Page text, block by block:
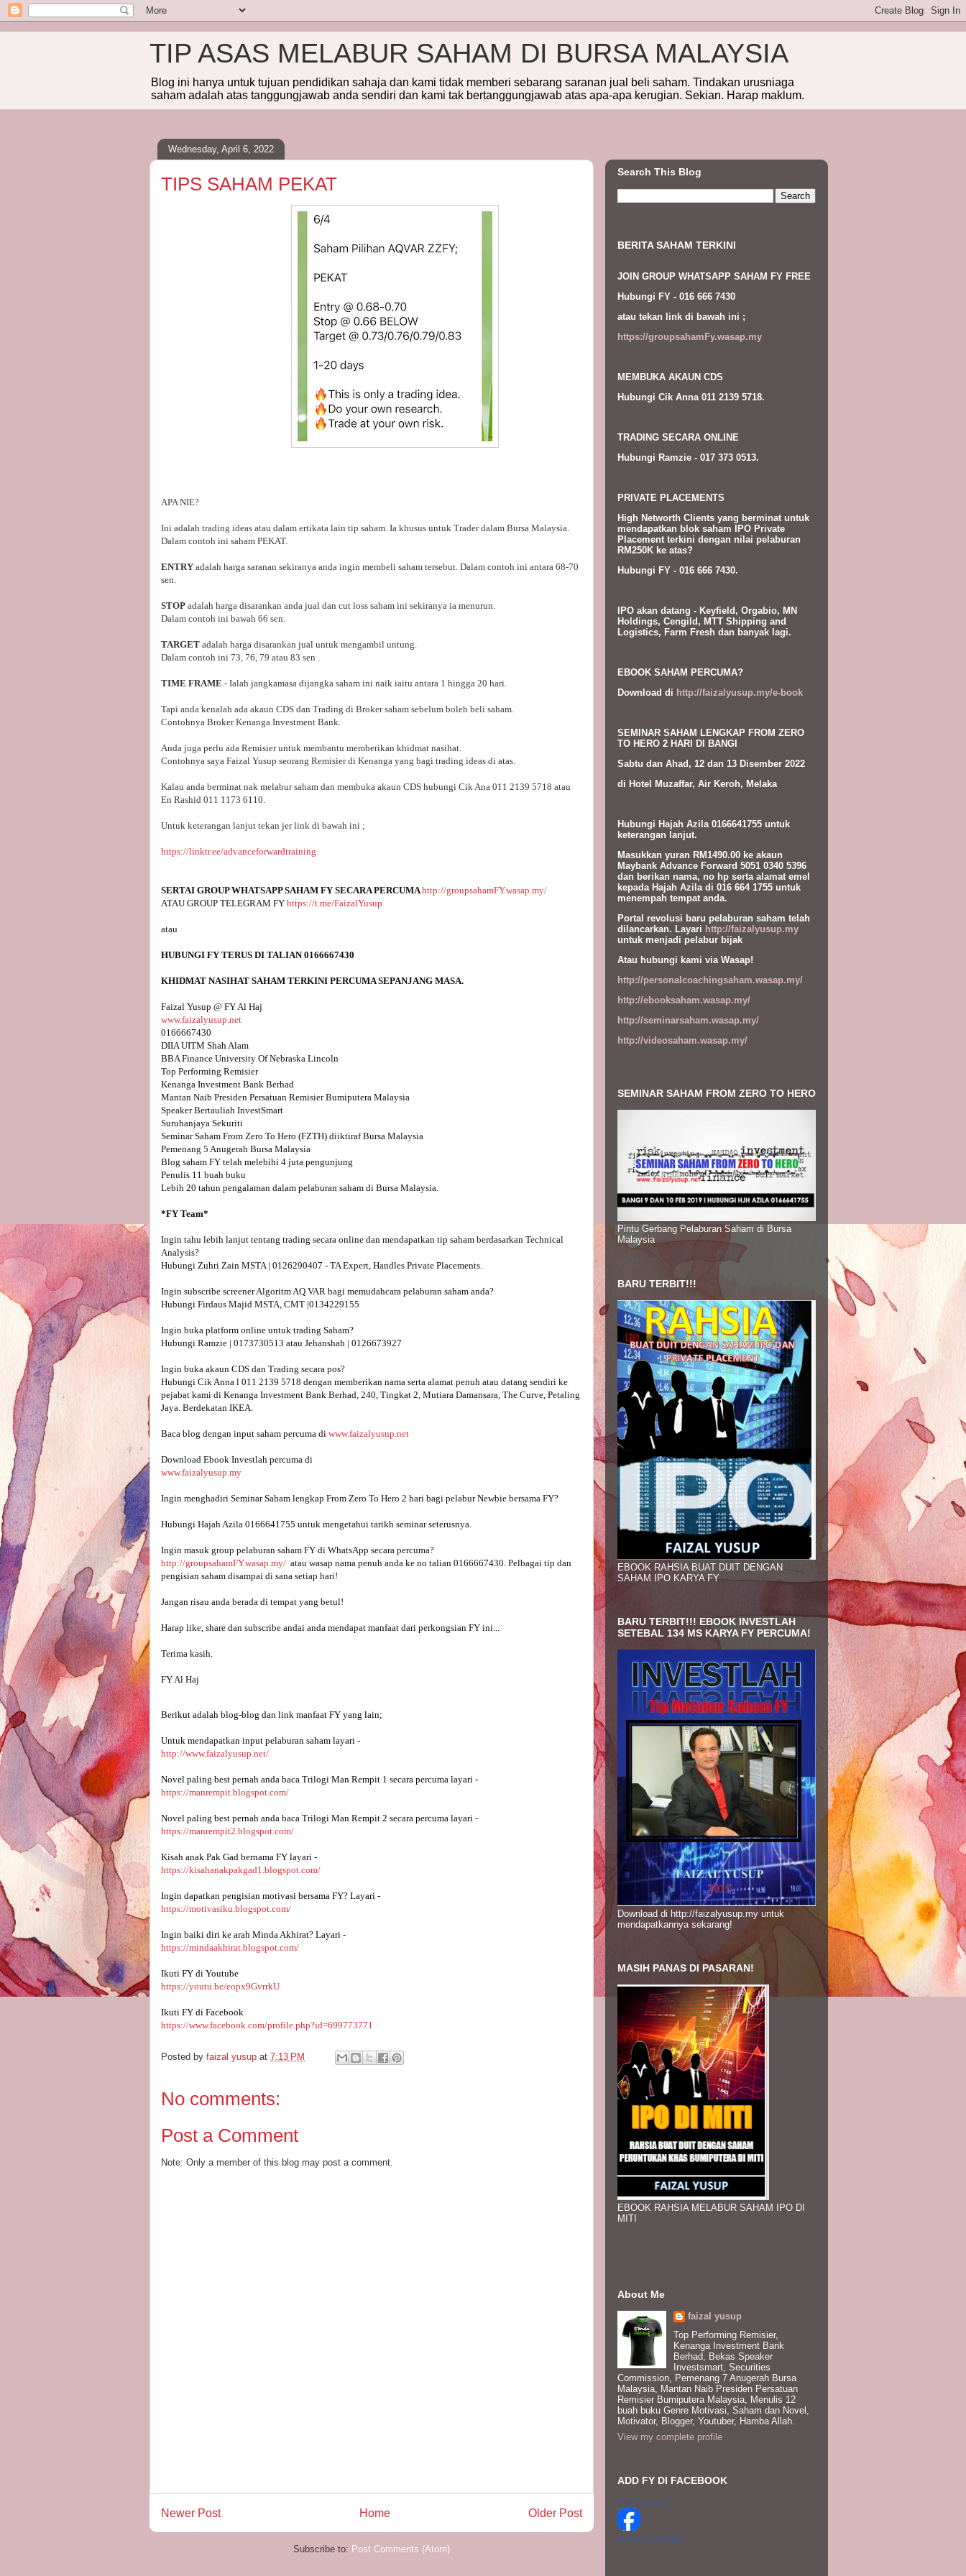
TIP ASAS MELABUR SAHAM DI BURSA MALAYSIA
Blog ini hanya untuk tujuan pendidikan sahaja dan kami tidak memberi sebarang saranan jual beli saham. Tindakan urusniaga
saham adalah atas tanggungjawab anda sendiri dan kami tak bertanggungjawab atas apa-apa kerugian. Sekian. Harap maklum.
Wednesday, April 6, 2022
TIPS SAHAM PEKAT
APA NIE?
Ini adalah trading ideas atau dalam ertikata lain tip saham. Ia khusus untuk Trader dalam Bursa Malaysia.
Dalam contoh ini saham PEKAT.
ENTRY adalah harga saranan sekiranya anda ingin membeli saham tersebut. Dalam contoh ini antara 68-70
sen.
STOP adalah harga disarankan anda jual dan cut loss saham ini sekiranya ia menurun.
Dalam contoh ini bawah 66 sen.
TARGET adalah harga disarankan jual untuk mengambil untung.
Dalam contoh ini 73, 76, 79 atau 83 sen .
TIME FRAME - Ialah jangkamasa dijangka saham ini naik iaitu antara 1 hingga 20 hari.
Tapi anda kenalah ada akaun CDS dan Trading di Broker saham sebelum boleh beli saham.
Contohnya Broker Kenanga Investment Bank.
Anda juga perlu ada Remisier untuk membantu memberikan khidmat nasihat.
Contohnya saya Faizal Yusup seorang Remisier di Kenanga yang bagi trading ideas di atas.
Kalau anda berminat nak melabur saham dan membuka akaun CDS hubungi Cik Ana 011 2139 5718 atau
En Rashid 011 1173 6110.
Untuk keterangan lanjut tekan jer link di bawah ini ;
https://linktr.ee/advanceforwardtraining
SERTAI GROUP WHATSAPP SAHAM FY SECARA PERCUMA http://groupsahamFY.wasap.my/
ATAU GROUP TELEGRAM FY https://t.me/FaizalYusup
www.faizalyusup.net
0166667430
DIIA UITM Shah Alam
BBA Finance University Of Nebraska Lincoln
Top Performing Remisier
Kenanga Investment Bank Berhad
Mantan Naib Presiden Persatuan Remisier Bumiputera Malaysia
Speaker Bertauliah InvestSmart
Suruhanjaya Sekuriti
Seminar Saham From Zero To Hero (FZTH) diiktiraf Bursa Malaysia
Pemenang 5 Anugerah Bursa Malaysia
Blog saham FY telah melebihi 4 juta pengunjung
Penulis 11 buah buku
Lebih 20 tahun pengalaman dalam pelaburan saham di Bursa Malaysia.
Ingin tahu lebih lanjut tentang trading secara online dan mendapatkan tip saham berdasarkan Technical
Analysis?
Hubungi Zuhri Zain MSTA | 0126290407 - TA Expert, Handles Private Placements.
Ingin subscribe screener Algoritm AQ VAR bagi memudahcara pelaburan saham anda?
Hubungi Firdaus Majid MSTA, CMT |0134229155
Ingin buka platform online untuk trading Saham?
Hubungi Ramzie | 0173730513 atau Jehanshah | 0126673927
Ingin buka akaun CDS dan Trading secara pos?
Hubungi Cik Anna l 011 2139 5718 dengan memberikan nama serta alamat penuh atau datang sendiri ke
pejabat kami di Kenanga Investment Bank Berhad, 240, Tingkat 2, Mutiara Damansara, The Curve, Petaling
Jaya. Berdekatan IKEA.
Baca blog dengan input saham percuma di www.faizalyusup.net
www.faizalyusup.my
Hubungi Hajah Azila 0166641755 untuk mengetahui tarikh seminar seterusnya.
Ingin masuk group pelaburan saham FY di WhatsApp secara percuma?
http://groupsahamFY.wasap.my/
  atau wasap nama penuh anda ke no talian 0166667430. Pelbagai tip dan
pengisian saham disampai di sana setiap hari!
Jangan risau anda berada di tempat yang betul!
Harap like, share dan subscribe andai anda mendapat manfaat dari perkongsian FY ini...
Terima kasih.
FY Al Haj
Berikut adalah blog-blog dan link manfaat FY yang lain;
Untuk mendapatkan input pelaburan saham layari -
http://www.faizalyusup.net/
Novel paling best pernah anda baca Trilogi Man Rempit 1 secara percuma layari -
https://manrempit.blogspot.com/
Novel paling best pernah anda baca Trilogi Man Rempit 2 secara percuma layari -
https://manrempit2.blogspot.com/
Kisah anak Pak Gad bernama FY layari -
https://kisahanakpakgad1.blogspot.com/
Ingin dapatkan pengisian motivasi bersama FY? Layari -
https://motivasiku.blogspot.com/
Ingin baiki diri ke arah Minda Akhirat? Layari -
https://mindaakhirat.blogspot.com/
Ikuti FY di Youtube
https://youtu.be/eopx9GvrrkU
Ikuti FY di Facebook
https://www.facebook.com/profile.php?id=699773771
Posted by faizal yusup at 7:13 PM
No comments:
Post a Comment
Note: Only a member of this blog may post a comment.
Newer Post Older Post
Home
Subscribe to: Post Comments (Atom)
Search This Blog
BERITA SAHAM TERKINI
JOIN GROUP WHATSAPP SAHAM FY FREE
Hubungi FY - 016 666 7430
atau tekan link di bawah ini ;
https://groupsahamFy.wasap.my
MEMBUKA AKAUN CDS
Hubungi Cik Anna 011 2139 5718.
TRADING SECARA ONLINE
Hubungi Ramzie - 017 373 0513.
PRIVATE PLACEMENTS
High Networth Clients yang berminat untuk
mendapatkan blok saham IPO Private
Placement terkini dengan nilai pelaburan
RM250K ke atas?
Hubungi FY - 016 666 7430.
IPO akan datang - Keyfield, Orgabio, MN
Holdings, Cengild, MTT Shipping and
Logistics, Farm Fresh dan banyak lagi.
EBOOK SAHAM PERCUMA?
Download di http://faizalyusup.my/e-book
SEMINAR SAHAM LENGKAP FROM ZERO
TO HERO 2 HARI DI BANGI
Sabtu dan Ahad, 12 dan 13 Disember 2022
di Hotel Muzaffar, Air Keroh, Melaka
Hubungi Hajah Azila 0166641755 untuk
keterangan lanjut.
Masukkan yuran RM1490.00 ke akaun
Maybank Advance Forward 5051 0340 5396
dan berikan nama, no hp serta alamat emel
kepada Hajah Azila di 016 664 1755 untuk
menempah tempat anda.
Portal revolusi baru pelaburan saham telah
dilancarkan. Layari http://faizalyusup.my
untuk menjadi pelabur bijak
Atau hubungi kami via Wasap!
http://personalcoachingsaham.wasap.my/
http://ebooksaham.wasap.my/
http://seminarsaham.wasap.my/
http://videosaham.wasap.my/
SEMINAR SAHAM FROM ZERO TO HERO
Pintu Gerbang Pelaburan Saham di Bursa
Malaysia
BARU TERBIT!!!
EBOOK RAHSIA BUAT DUIT DENGAN
SAHAM IPO KARYA FY
BARU TERBIT!!! EBOOK INVESTLAH
SETEBAL 134 MS KARYA FY PERCUMA!
Download di http://faizalyusup.my untuk
mendapatkannya sekarang!
MASIH PANAS DI PASARAN!
EBOOK RAHSIA MELABUR SAHAM IPO DI
MITI
About Me
faizal yusup
Top Performing Remisier,
Kenanga Investment Bank
Berhad, Bekas Speaker
Investsmart, Securities
Commission, Pemenang 7 Anugerah Bursa
Malaysia, Mantan Naib Presiden Persatuan
Remisier Bumiputera Malaysia, Menulis 12
buah buku Genre Motivasi, Saham dan Novel,
Motivator, Blogger, Youtuber, Hamba Allah.
View my complete profile
ADD FY DI FACEBOOK
Faizal Yusup II
Create your badge